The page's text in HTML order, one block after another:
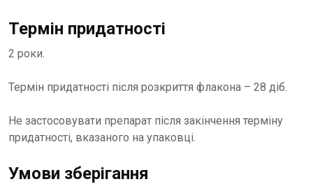
Термін придатності
2 роки.
Термін придатності після розкриття флакона – 28 діб.
Не застосовувати препарат після закінчення терміну
придатності, вказаного на упаковці.
Умови зберігання